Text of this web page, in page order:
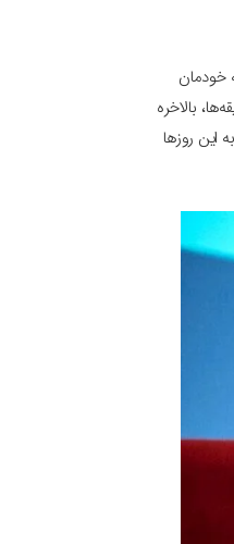
خودمان
بالاخره
این روزها